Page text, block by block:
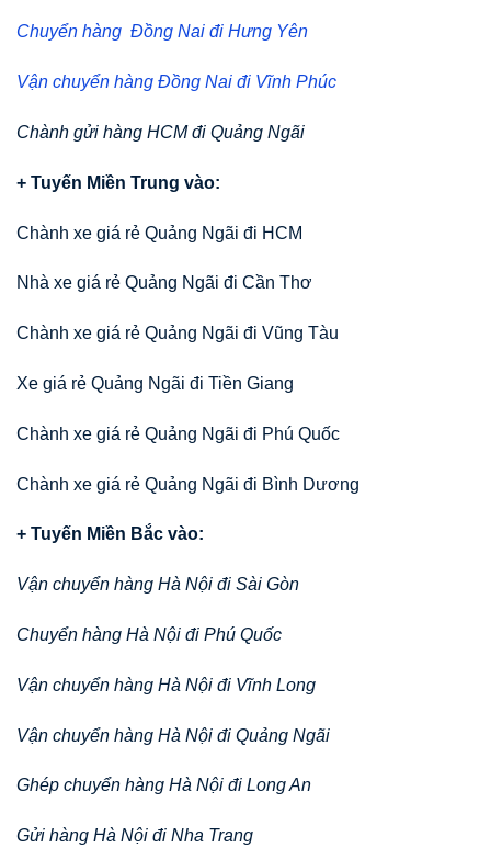
Chuyển hàng Đồng Nai đi Hưng Yên
Vận chuyển hàng Đồng Nai đi Vĩnh Phúc
Chành gửi hàng HCM đi Quảng Ngãi
+ Tuyến Miền Trung vào:
Chành xe giá rẻ Quảng Ngãi đi HCM
Nhà xe giá rẻ Quảng Ngãi đi Cần Thơ
Chành xe giá rẻ Quảng Ngãi đi Vũng Tàu
Xe giá rẻ Quảng Ngãi đi Tiền Giang
Chành xe giá rẻ Quảng Ngãi đi Phú Quốc
Chành xe giá rẻ Quảng Ngãi đi Bình Dương
+ Tuyến Miền Bắc vào:
Vận chuyển hàng Hà Nội đi Sài Gòn
Chuyển hàng Hà Nội đi Phú Quốc
Vận chuyển hàng Hà Nội đi Vĩnh Long
Vận chuyển hàng Hà Nội đi Quảng Ngãi
Ghép chuyển hàng Hà Nội đi Long An
Gửi hàng Hà Nội đi Nha Trang